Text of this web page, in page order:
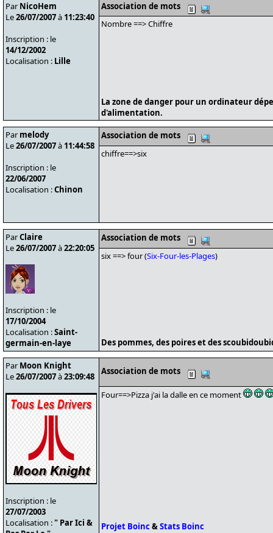
Par NicoHem
Le26/07/2007à 11:23:40
Inscription : le
14/12/2002
Localisation : Lille
Association de mots
Nombre ==> Chiffre
La zone de danger pour un ordinateur
d'alimentation.
Par melody
Le26/07/2007à 11:44:58
Inscription : le
22/06/2007
Localisation :Chinon
Association de mots
chiffre==>six
ParClaire
Le26/07/2007à22:20:05
Inscription : le
17/10/2004
Localisation :Saint-
germain-en-laye
Association de mots
six ==> four (Six-Four-les-Plages)
Des pommes, des poires et des
Par Moon Knight
Le26/07/2007à23:09:48
Inscription : le
27/07/2003
Localisation :" Par Ici &
Association de mots
Four==>Pizza j'ai la dalle en ce moment
Projet Boinc&Stats Boinc